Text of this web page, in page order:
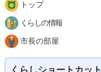
トップ
くらしの情報
市長の部屋
くらしショートカット